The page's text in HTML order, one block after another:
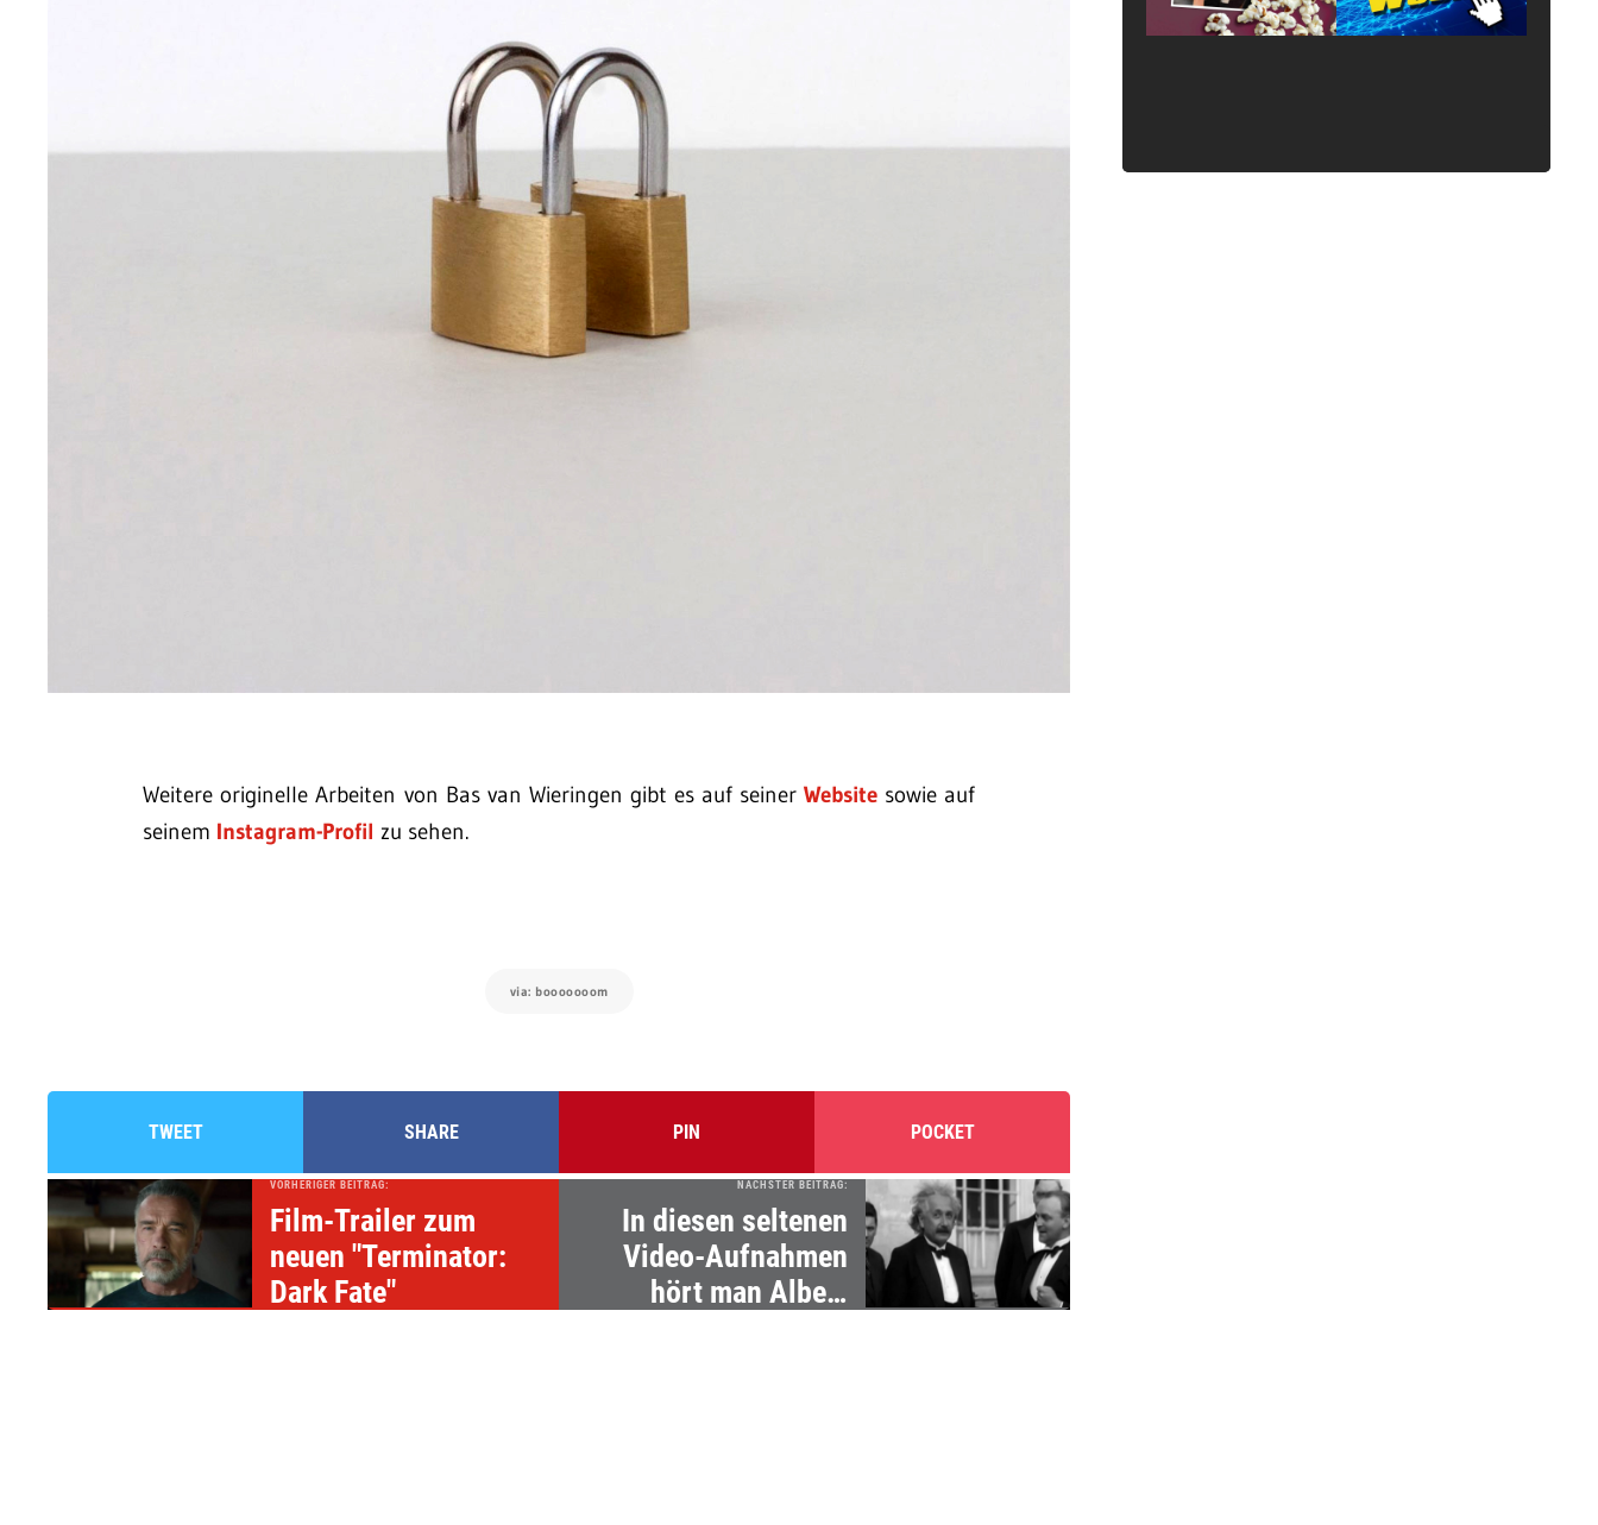
Weitere originelle Arbeiten von Bas van Wieringen gibt es auf seinerWebsite sowie auf
seinem Instagram-Profil zu sehen.
via: booooooom
TWEET SHARE PIN POCKET
VORHERIGER BEITRAG:
Film-Trailer zum
neuen "Terminator:
Dark Fate"
NÄCHSTER BEITRAG:
In diesen seltenen
Video-Aufnahmen
hört man Albert